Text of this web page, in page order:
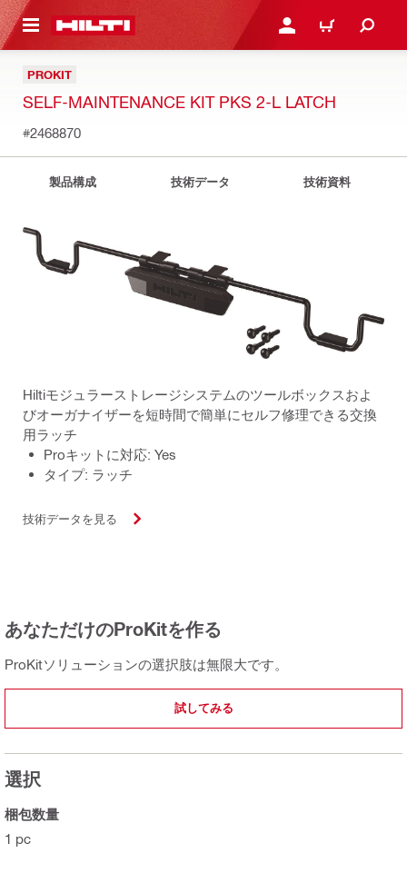
内容を表示 ログイン・新規オンライ
カート
PROKIT
SELF-MAINTENANCE KIT PKS 2-L LATCH
#2468870
製品構成 技術データ 技術資料
Hiltiモジュラーストレージシステムのツールボックスおよ
びオーガナイザーを短時間で簡単にセルフ修理できる交換
用ラッチ
Proキットに対応: Yes
タイプ: ラッチ
技術データを見る
あなただけのProKitを作る
ProKitソリューションの選択肢は無限大です。
試してみる
選択
梱包数量
1 pc